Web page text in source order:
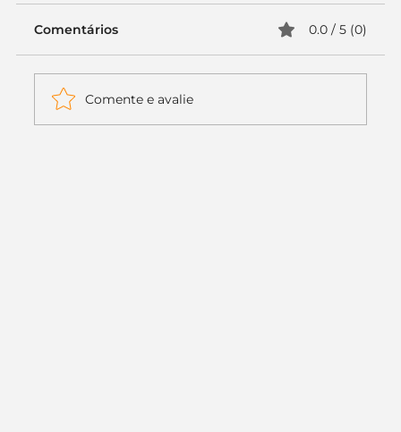
Comentários 0.0 / 5 (0)
Comente e avalie